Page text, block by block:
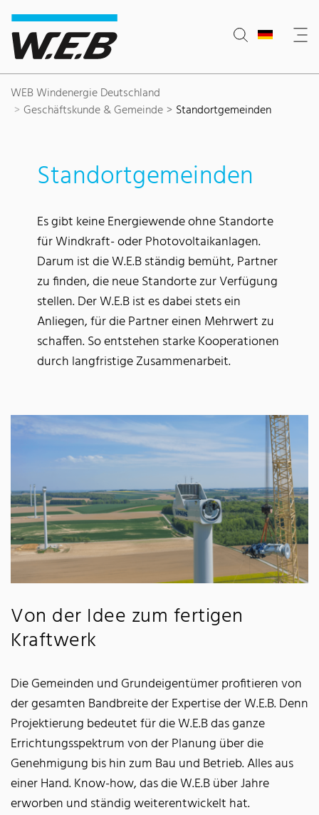
Inhaltsbereich
Suche
Hauptnavigation
Kontakt
Footer
WEB Windenergie Deutschland
Geschäftskunde & Gemeinde
Standortgemeinden
Standortgemeinden
Es gibt keine Energiewende ohne Standorte
für Windkraft- oder Photovoltaikanlagen.
Darum ist die W.E.B ständig bemüht, Partner
zu finden, die neue Standorte zur Verfügung
stellen. Der W.E.B ist es dabei stets ein
Anliegen, für die Partner einen Mehrwert zu
schaffen. So entstehen starke Kooperationen
durch langfristige Zusammenarbeit.
Von der Idee zum fertigen
Kraftwerk
Die Gemeinden und Grundeigentümer profitieren von
der gesamten Bandbreite der Expertise der W.E.B. Denn
Projektierung bedeutet für die W.E.B das ganze
Errichtungsspektrum von der Planung über die
Genehmigung bis hin zum Bau und Betrieb. Alles aus
einer Hand. Know-how, das die W.E.B über Jahre
erworben und ständig weiterentwickelt hat.